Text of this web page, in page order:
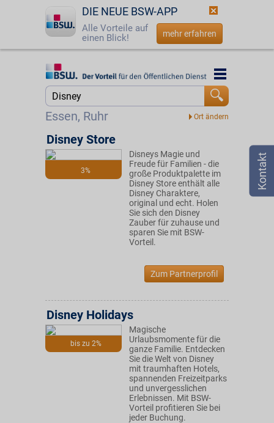
DIE NEUE BSW-APP
Alle Vorteile auf
einen Blick!
mehr erfahren
Startseite
Jetzt BSW-Mitglied werden
Login
☎ 0800 - 279 25 82
Essen, Ruhr
Startseite
Suche
3%
Disney Store
Disneys Magie und
Freude für Familien - die
große Produktpalette im
Disney Store enthält alle
Disney Charaktere,
original und echt. Holen
Sie sich den Disney
Zauber für zuhause und
sparen Sie mit BSW-
Vorteil.
Zum Partnerprofil
bis zu 2%
Disney Holidays
Magische
Urlaubsmomente für die
ganze Familie. Entdecken
Sie die Welt von Disney
mit traumhaften Hotels,
spannenden Freizeitparks
und unvergesslichen
Erlebnissen. Mit BSW-
Vorteil profitieren Sie bei
jeder Buchung.